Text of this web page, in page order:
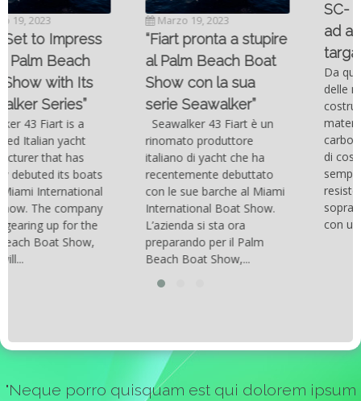
Marzo 19, 2023
“Fiart pronta a stupire
al Palm Beach Boat
Show con la sua
serie Seawalker”
Seawalker 43 Fiart è un
rinomato produttore
italiano di yacht che ha
recentemente debuttato
con le sue barche al Miami
International Boat Show.
L’azienda si sta ora
preparando per il Palm
Beach Boat Show,...
SC- 46 il catamarano
ad alte prestazioni
targato Outerlimits.
Da quando lo sviluppo
delle moderne tecnologie
costruttive e dei nuovi
materiali come la fibra di
carbonio hanno consentito
di costruire catamarani
sempre più belli, compatti,
resistenti, leggeri e
soprattutto stabili veloci
con una manovrabilità...
"Neque porro quisquam est qui dolorem ipsum